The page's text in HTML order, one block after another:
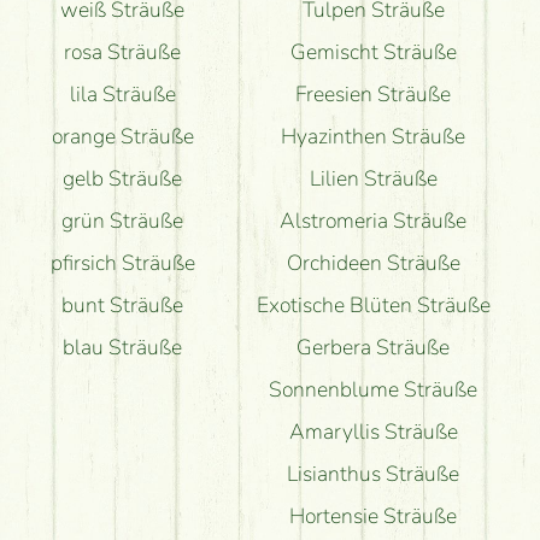
weiß Sträuße
rosa Sträuße
lila Sträuße
orange Sträuße
gelb Sträuße
grün Sträuße
pfirsich Sträuße
bunt Sträuße
blau Sträuße
Tulpen Sträuße
Gemischt Sträuße
Freesien Sträuße
Hyazinthen Sträuße
Lilien Sträuße
Alstromeria Sträuße
Orchideen Sträuße
Exotische Blüten Sträuße
Gerbera Sträuße
Sonnenblume Sträuße
Amaryllis Sträuße
Lisianthus Sträuße
Hortensie Sträuße